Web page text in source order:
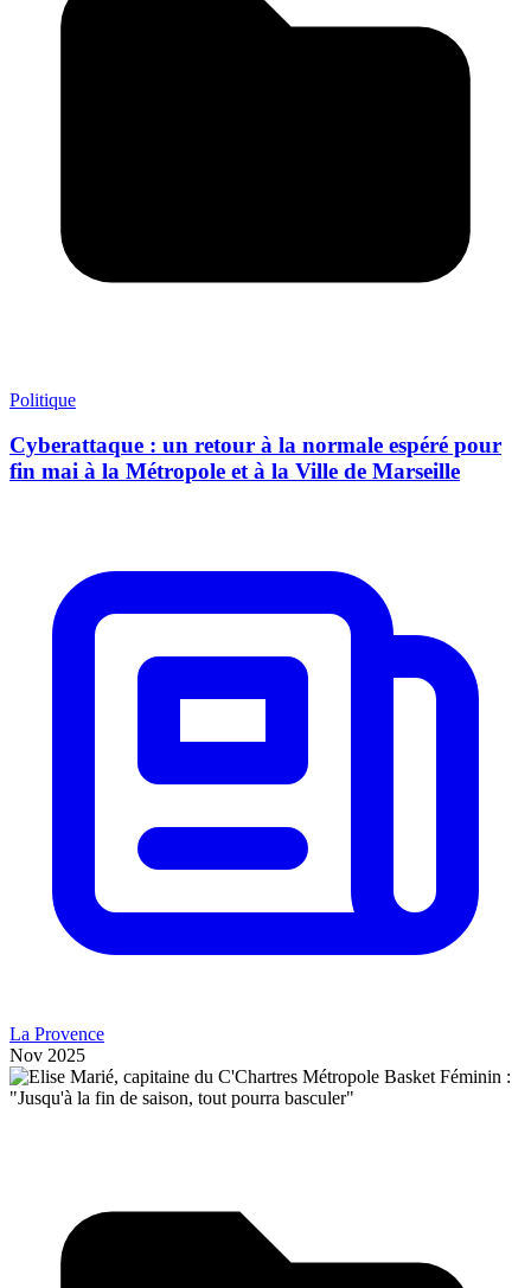
Politique
Cyberattaque : un retour à la normale espéré pour
fin mai à la Métropole et à la Ville de Marseille
La Provence
Nov 2025